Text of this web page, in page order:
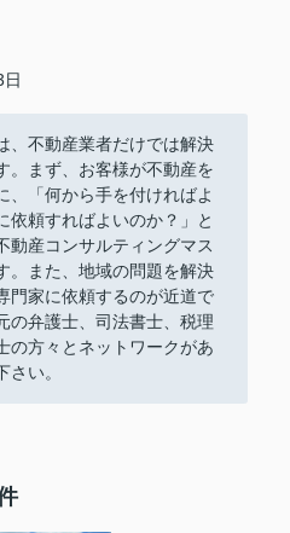
、不動産業者だけでは解決
。まず、お客様が不動産を
、「何から手を付ければよ
依頼すればよいのか？」と
動産コンサルティングマス
。また、地域の問題を解決
門家に依頼するのが近道で
の弁護士、司法書士、税理
の方々とネットワークがあ
い。